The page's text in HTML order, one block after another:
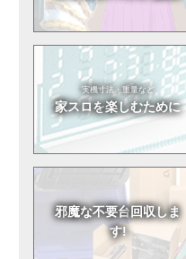
実機寸法・重量など
家スロを楽しむために
邪魔な不要台回収しま
す!